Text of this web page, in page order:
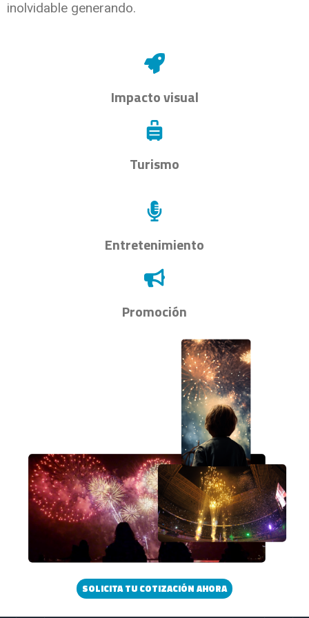
inolvidable generando.
Impacto visual
Turismo
Entretenimiento
Promoción
SOLICITA TU COTIZACIÓN AHORA